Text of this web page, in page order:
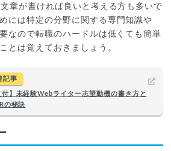
章が書ければ良いと考える方も多いで
には特定の分野に関する専門知識や
なので転職のハードルは低くても簡単
とは覚えておきましょう。
記事
付】未経験Webライター志望動機の書き方と
の秘訣